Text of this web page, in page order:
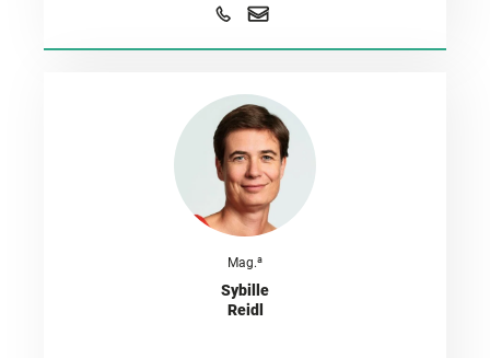
Mag.a
Sybille
Reidl